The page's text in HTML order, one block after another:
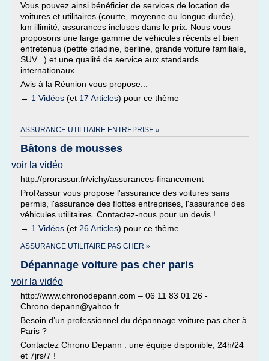
Vous pouvez ainsi bénéficier de services de location de
voitures et utilitaires (courte, moyenne ou longue durée),
km illimité, assurances incluses dans le prix. Nous vous
proposons une large gamme de véhicules récents et bien
entretenus (petite citadine, berline, grande voiture familiale,
SUV...) et une qualité de service aux standards
internationaux.
Avis à la Réunion vous propose...
→ 1 Vidéos (et 17 Articles) pour ce thème
ASSURANCE UTILITAIRE ENTREPRISE »
Bâtons de mousses
voir la vidéo
http://prorassur.fr/vichy/assurances-financement
ProRassur vous propose l'assurance des voitures sans
permis, l'assurance des flottes entreprises, l'assurance des
véhicules utilitaires. Contactez-nous pour un devis !
→ 1 Vidéos (et 26 Articles) pour ce thème
ASSURANCE UTILITAIRE PAS CHER »
Dépannage voiture pas cher paris
voir la vidéo
http://www.chronodepann.com – 06 11 83 01 26 -
Chrono.depann@yahoo.fr
Besoin d’un professionnel du dépannage voiture pas cher à
Paris ?
Contactez Chrono Depann : une équipe disponible, 24h/24
et 7jrs/7 !